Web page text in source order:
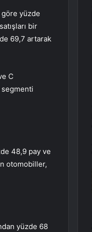
göre yüzde
bir
69,7 artarak
C
48,9 pay ve
otomobiller,
yüzde 68